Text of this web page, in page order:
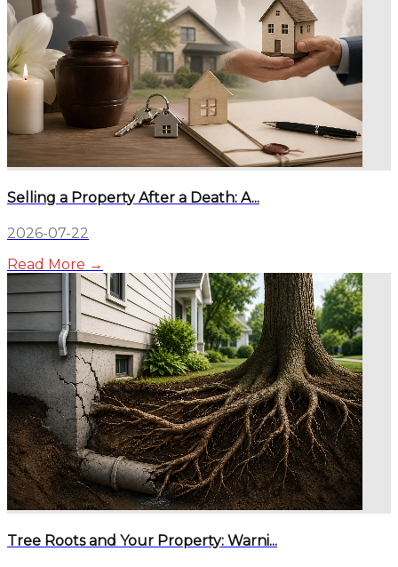
Selling a Property After a Death: A...
2026-07-22
Read More →
Tree Roots and Your Property: Warni...